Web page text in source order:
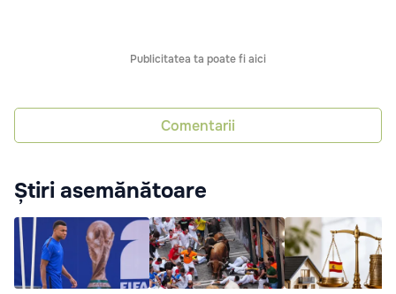
Publicitatea ta poate fi aici
Comentarii
Știri asemănătoare